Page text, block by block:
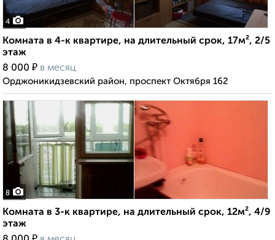
4
Комната в 4-к квартире, на длительный срок, 17м², 2/5
этаж
8 000 ₽ в месяц
Орджоникидзевский район, проспект Октября 162
8
Комната в 3-к квартире, на длительный срок, 12м², 4/9
этаж